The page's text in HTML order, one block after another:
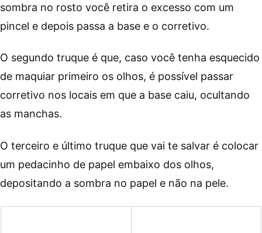
sombra no rosto você retira o excesso com um
pincel e depois passa a base e o corretivo.
O segundo truque é que, caso você tenha esquecido
de maquiar primeiro os olhos, é possível passar
corretivo nos locais em que a base caiu, ocultando
as manchas.
O terceiro e último truque que vai te salvar é colocar
um pedacinho de papel embaixo dos olhos,
depositando a sombra no papel e não na pele.